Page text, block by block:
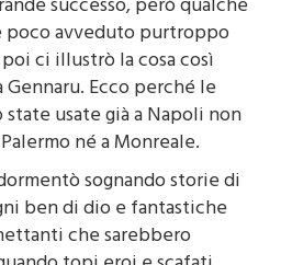
avveduto purtroppo
ci illustrò la cosa così
Gennaru. Ecco perché le
usate già a Napoli non
né a Monreale.
sognando storie di
ben di dio e fantastiche
che sarebbero